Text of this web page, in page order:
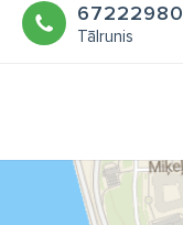
67222980
Tālrunis